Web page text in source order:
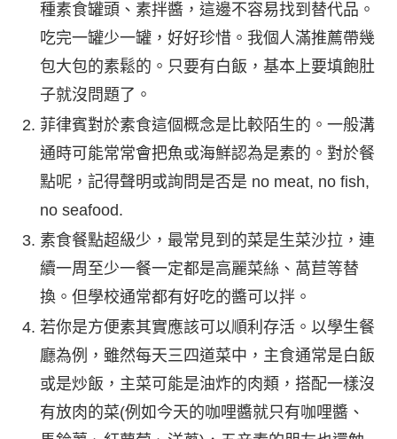
種素食罐頭、素拌醬，這邊不容易找到替代品。
吃完一罐少一罐，好好珍惜。我個人滿推薦帶幾
包大包的素鬆的。只要有白飯，基本上要填飽肚
子就沒問題了。
菲律賓對於素食這個概念是比較陌生的。一般溝
通時可能常常會把魚或海鮮認為是素的。對於餐
點呢，記得聲明或詢問是否是 no meat, no fish,
no seafood.
素食餐點超級少，最常見到的菜是生菜沙拉，連
續一周至少一餐一定都是高麗菜絲、萵苣等替
換。但學校通常都有好吃的醬可以拌。
若你是方便素其實應該可以順利存活。以學生餐
廳為例，雖然每天三四道菜中，主食通常是白飯
或是炒飯，主菜可能是油炸的肉類，搭配一樣沒
有放肉的菜(例如今天的咖哩醬就只有咖哩醬、